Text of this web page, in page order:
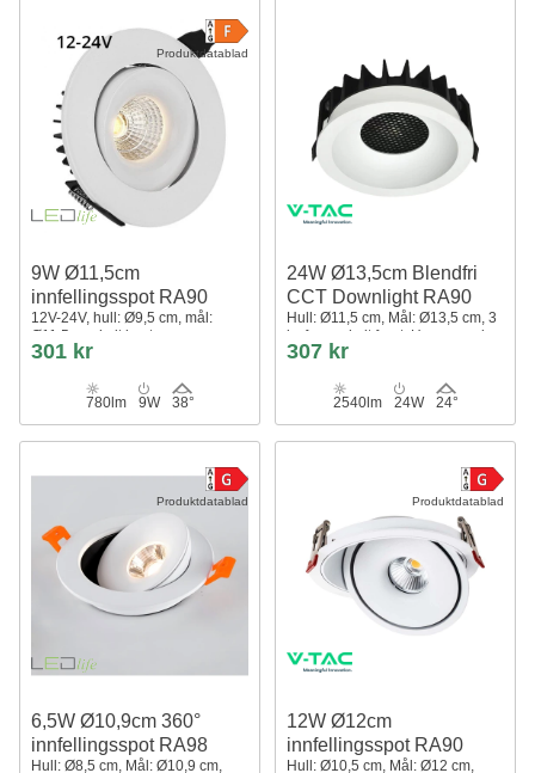
Produktdatablad
9W Ø11,5cm
innfellingsspot RA90
12V-24V, hull: Ø9,5 cm, mål:
Ø11,5 cm, hvit kant
301 kr
780lm 9W 38°
24W Ø13,5cm Blendfri
CCT Downlight RA90
Hull: Ø11,5 cm, Mål: Ø13,5 cm, 3
lysfarger, hvit front, Honeycomb
307 kr
2540lm 24W 24°
Produktdatablad
6,5W Ø10,9cm 360°
innfellingsspot RA98
Hull: Ø8,5 cm, Mål: Ø10,9 cm,
Produktdatablad
12W Ø12cm
innfellingsspot RA90
Hull: Ø10,5 cm, Mål: Ø12 cm,